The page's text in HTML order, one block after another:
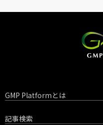
GMP Platformとは
記事検索